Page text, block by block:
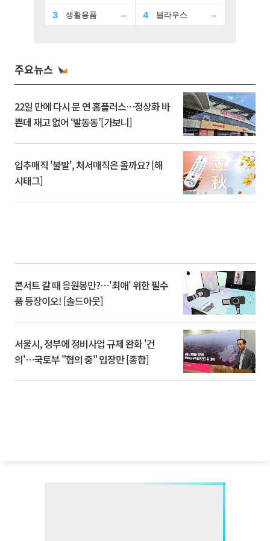
주요뉴스
22일 만에 다시 문 연 홈플러스…정상화 바
쁜데 재고 없어 ‘발동동’[가보니]
입추매직 '불발', 처서매직은 올까요? [해
시태그]
콘서트 갈 때 응원봉만?⋯'최애' 위한 필수
품 등장이오! [솔드아웃]
서울시, 정부에 정비사업 규제 완화 '건
의'⋯국토부 "협의 중" 입장만 [종합]